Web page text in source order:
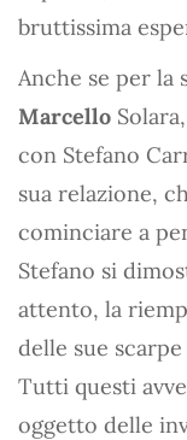
bruttissima
Anche se per la
Marcello
con Stefano
sua relazione,
cominciare a
Stefano si
attento, la
delle sue
Tutti questi
oggetto delle